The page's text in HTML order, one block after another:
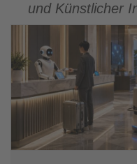
und Künstlicher